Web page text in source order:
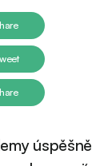
úspěšně